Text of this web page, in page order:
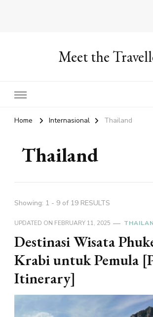
Meet the
Home Internasional Thailand
Thailand
Showing: 1 - 9 of 19 RESULTS
UPDATED ON FEBRUARY 11, 2025
Destinasi Wisata
Krabi untuk Pemula
Itinerary]